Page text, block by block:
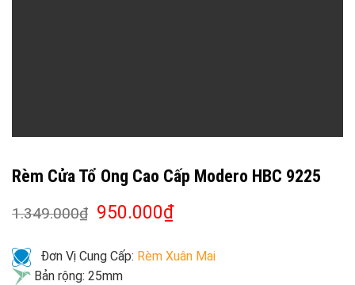
Rèm Cửa Tổ Ong Cao Cấp Modero HBC 9225
1.349.000₫ 950.000₫
Đơn Vị Cung Cấp: Rèm Xuân Mai
Bản rộng: 25mm